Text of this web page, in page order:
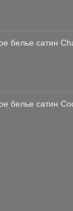
белье сатин
белье сатин